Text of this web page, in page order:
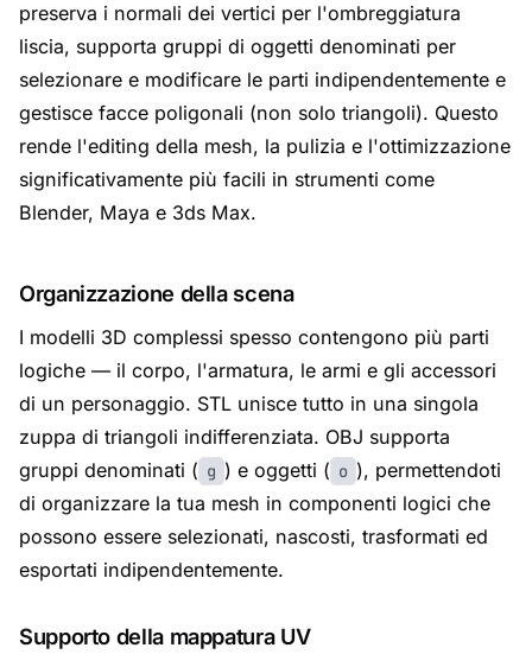
preserva i normali dei vertici per l'ombreggiatura
liscia, supporta gruppi di oggetti denominati per
selezionare e modificare le parti indipendentemente e
gestisce facce poligonali (non solo triangoli). Questo
rende l'editing della mesh, la pulizia e l'ottimizzazione
significativamente più facili in strumenti come
Blender, Maya e 3ds Max.
Organizzazione della scena
I modelli 3D complessi spesso contengono più parti
logiche — il corpo, l'armatura, le armi e gli accessori
di un personaggio. STL unisce tutto in una singola
zuppa di triangoli indifferenziata. OBJ supporta
gruppi denominati ( g ) e oggetti ( o ), permettendoti
di organizzare la tua mesh in componenti logici che
possono essere selezionati, nascosti, trasformati ed
esportati indipendentemente.
Supporto della mappatura UV